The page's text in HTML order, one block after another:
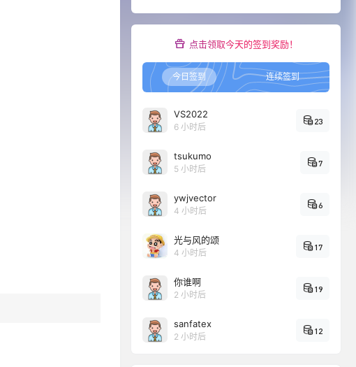
点击领取今天的签到奖励！
今日签到 连续签到
VS2022
6 小时后
23
tsukumo
5 小时后
7
ywjvector
4 小时后
6
光与风的颂
4 小时后
17
你谁啊
2 小时后
19
sanfatex
2 小时后
12